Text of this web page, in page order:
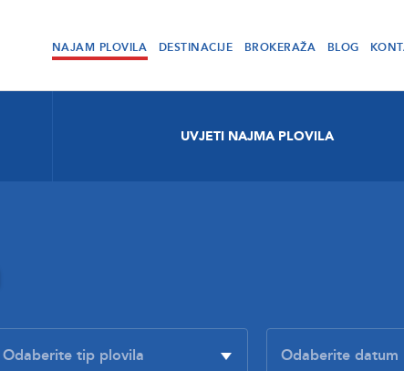
NAJAM PLOVILA DESTINACIJE BROKERAŽA BLOG
UVJETI NAJMA PLOVILA